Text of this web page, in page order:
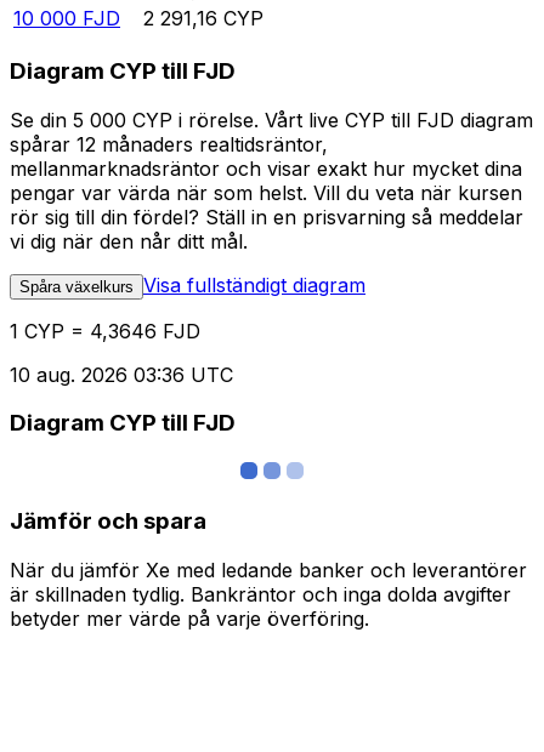
10 000 FJD 2 291,16 CYP
Diagram CYP till FJD
Se din 5 000 CYP i rörelse. Vårt live CYP till FJD diagram
spårar 12 månaders realtidsräntor,
mellanmarknadsräntor och visar exakt hur mycket dina
pengar var värda när som helst. Vill du veta när kursen
rör sig till din fördel? Ställ in en prisvarning så meddelar
vi dig när den når ditt mål.
Spåra växelkurs Visa fullständigt diagram
1 CYP = 4,3646 FJD
10 aug. 2026 03:36 UTC
Diagram CYP till FJD
Jämför och spara
När du jämför Xe med ledande banker och leverantörer
är skillnaden tydlig. Bankräntor och inga dolda avgifter
betyder mer värde på varje överföring.